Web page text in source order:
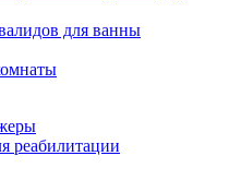
для ванны
реабилитации